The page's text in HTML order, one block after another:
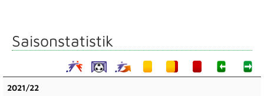
Saisonstatistik
2021/22